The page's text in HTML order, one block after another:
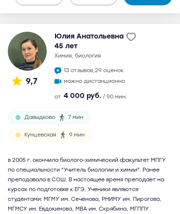
9,7
Юлия Анатольевна
45 лет
химия, биология
13 отзывов,29 оценок
можно дистанционно
от 4 000 руб. / 90 мин.
Давыдково 7 мин
Кунцевская 9 мин
в 2005 г. окончила биолого-химический факультет МПГУ
по специальности "Учитель биологии и химии". Ранее
преподавала в СОШ. В настоящее время преподает на
курсах по подготовке к ЕГЭ. Ученики являются
студентами: МГМУ им. Сеченова, РНИМУ им. Пирогова,
МГМСУ им. Евдокимова, МВА им. Скрябина, МГППУ.